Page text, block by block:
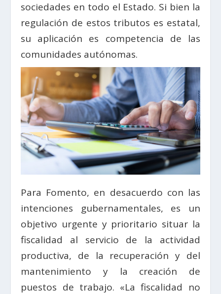
sociedades en todo el Estado. Si bien la
regulación de estos tributos es estatal,
su aplicación es competencia de las
comunidades autónomas.
Para Fomento, en desacuerdo con las
intenciones gubernamentales, es un
objetivo urgente y prioritario situar la
fiscalidad al servicio de la actividad
productiva, de la recuperación y del
mantenimiento y la creación de
puestos de trabajo. «La fiscalidad no